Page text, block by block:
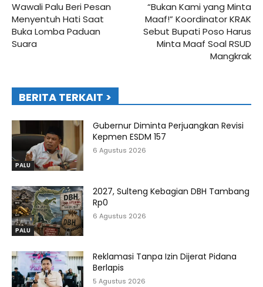
Wawali Palu Beri Pesan
Menyentuh Hati Saat
Buka Lomba Paduan
Suara
“Bukan Kami yang Minta
Maaf!” Koordinator KRAK
Sebut Bupati Poso Harus
Minta Maaf Soal RSUD
Mangkrak
BERITA TERKAIT >
PALU
Gubernur Diminta Perjuangkan Revisi
Kepmen ESDM 157
6 Agustus 2026
PALU
2027, Sulteng Kebagian DBH Tambang
Rp0
6 Agustus 2026
Reklamasi Tanpa Izin Dijerat Pidana
Berlapis
5 Agustus 2026